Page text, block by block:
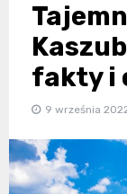
fakty i
9 września